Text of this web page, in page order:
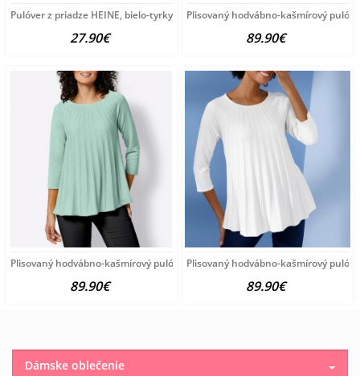
Pulóver z priadze HEINE, bielo-tyrkysový
27.90€
Plisovaný hodvábno-kašmírový
89.90€
Plisovaný hodvábno-kašmírový pulóver vzhľadom Création
89.90€
Plisovaný hodvábno-kašmírový
89.90€
Dámske oblečenie